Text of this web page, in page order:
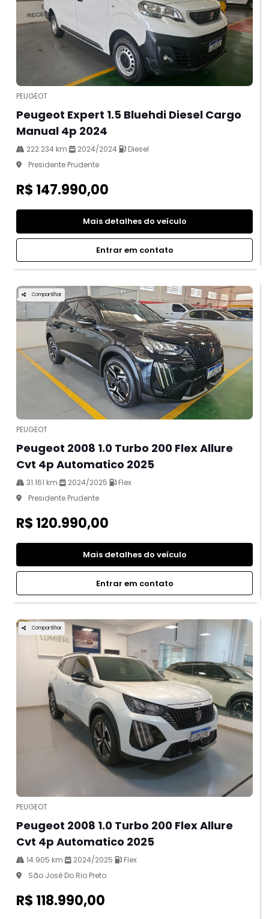
PEUGEOT
Peugeot Expert 1.5 Bluehdi Diesel Cargo
Manual 4p 2024
222.234 km 2024/2024
Diesel
Presidente Prudente
R$ 147.990,00
Mais detalhes do veículo
Entrar em contato
Compartilhar
PEUGEOT
Peugeot 2008 1.0 Turbo 200 Flex Allure
Cvt 4p Automatico 2025
31.161 km 2024/2025
Flex
Presidente Prudente
R$ 120.990,00
Mais detalhes do veículo
Entrar em contato
Compartilhar
PEUGEOT
Peugeot 2008 1.0 Turbo 200 Flex Allure
Cvt 4p Automatico 2025
14.905 km 2024/2025
Flex
São José Do Rio Preto
R$ 118.990,00